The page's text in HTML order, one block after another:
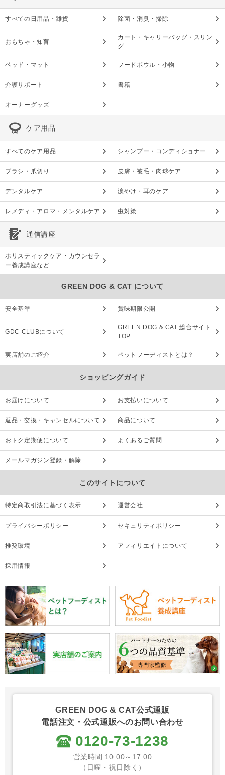
すべての日用品・雑貨 除菌・消臭・掃除
おもちゃ・知育
カート・キャリーバッグ・スリン
グ
ベッド・マット フードボウル・小物
介護サポート 書籍
オーナーグッズ
ケア用品
すべてのケア用品 シャンプー・コンディショナー
ブラシ・爪切り 皮膚・被毛・肉球ケア
デンタルケア 涙やけ・耳のケア
レメディ・アロマ・メンタルケア 虫対策
通信講座
ホリスティックケア・カウンセラ
ー養成講座など
GREEN DOG & CAT について
安全基準 賞味期限公開
GDC CLUBについて
GREEN DOG & CAT 総合サイト
TOP
実店舗のご紹介 ペットフーディストとは？
ショッピングガイド
お届けについて お支払いについて
返品・交換・キャンセルについて 商品について
おトク定期便について よくあるご質問
メールマガジン登録・解除
このサイトについて
特定商取引法に基づく表示 運営会社
プライバシーポリシー セキュリティポリシー
推奨環境 アフィリエイトについて
採用情報
GREEN DOG & CAT公式通販
電話注文・公式通販へのお問い合わせ
0120-73-1238
営業時間 10:00～17:00
（日曜・祝日除く）